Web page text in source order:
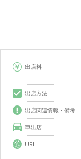
出店料
出店方法
出店関連情報・備考
車出店
URL